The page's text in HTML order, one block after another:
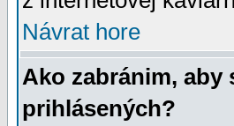
Návrat hore
Ako zabránim, aby
prihlásených?